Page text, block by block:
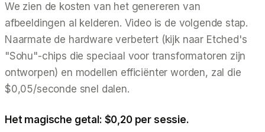
We zien de kosten van het genereren van
afbeeldingen al kelderen. Video is de volgende stap.
Naarmate de hardware verbetert (kijk naar Etched's
"Sohu"-chips die speciaal voor transformatoren zijn
ontworpen) en modellen efficiënter worden, zal die
$0,05/seconde snel dalen.
Het magische getal: $0,20 per sessie.